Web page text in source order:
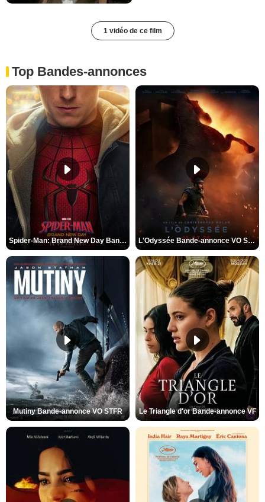
1 vidéo de ce film
Top Bandes-annonces
Spider-Man: Brand New Day Bande-annonce VO STFR L'Odyssée Bande-annonce VO STFR
Mutiny Bande-annonce VO STFR Le Triangle d'or Bande-annonce VF